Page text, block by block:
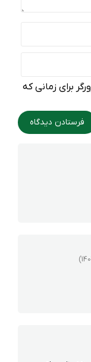
برای زمانی که